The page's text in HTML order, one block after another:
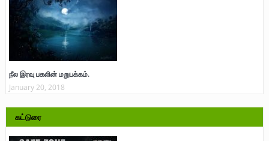
நீல இரவு பகலின் மறுபக்கம்.
January 20, 2018
கட்டுரை